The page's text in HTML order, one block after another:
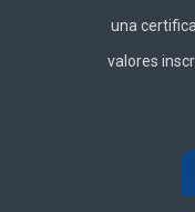
una
valores